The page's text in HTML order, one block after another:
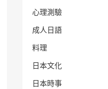
心理測驗
成人日語
料理
日本文化
日本時事